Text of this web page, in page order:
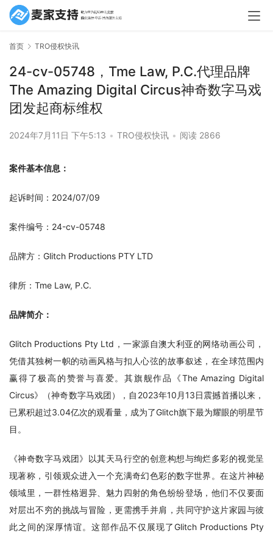
首页 TRO侵权快讯
24-cv-05748，Tme Law, P.C.代理品牌
The Amazing Digital Circus神奇数字马戏
团发起商标维权
2024年7月11日 下午5:13 • TRO侵权快讯 • 阅读 2866
案件基本信息：
起诉时间：2024/07/09
案件编号：24-cv-05748
品牌方：Glitch Productions PTY LTD
律所：Tme Law, P.C.
品牌简介：
Glitch Productions Pty Ltd，一家源自澳大利亚的网络动画公司，
凭借其独树一帜的动画风格与扣人心弦的故事叙述，在全球范围内
赢得了极高的赞誉与喜爱。其旗舰作品《The Amazing Digital
Circus》（神奇数字马戏团），自2023年10月13日震撼首播以来，
已累积超过3.04亿次的观看量，成为了Glitch旗下最为耀眼的明星节
目。
《神奇数字马戏团》以其天马行空的创意构想与绚烂多彩的视觉呈
现著称，引领观众进入一个充满奇幻色彩的数字世界。在这片神秘
领域里，一群性格迥异、魅力四射的角色纷纷登场，他们不仅要面
对层出不穷的挑战与冒险，更需携手并肩，共同守护这片家园与彼
此之间的深厚情谊。这部作品不仅展现了Glitch Productions Pty